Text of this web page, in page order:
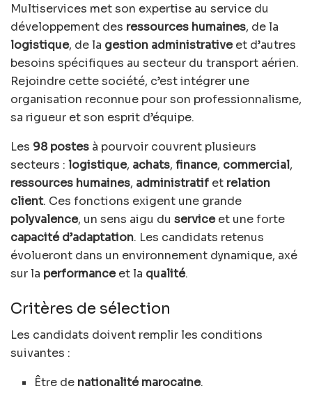
Multiservices met son expertise au service du
développement des ressources humaines, de la
logistique, de la gestion administrativeet d’autres
besoins spécifiques au secteur du transport aérien.
Rejoindre cette société, c’est intégrer une
organisation reconnue pour son professionnalisme,
sa rigueur et son esprit d’équipe.
Les 98 postes à pourvoir couvrent plusieurs
secteurs : logistique, achats, finance, commercial,
ressources humaines, administratif et relation
client. Ces fonctions exigent une grande
polyvalence, un sens aigu du serviceet une forte
capacité d’adaptation. Les candidats retenus
évolueront dans un environnement dynamique, axé
sur la performanceet la qualité.
Critères de sélection
Les candidats doivent remplir les conditions
suivantes :
Être de nationalité marocaine.